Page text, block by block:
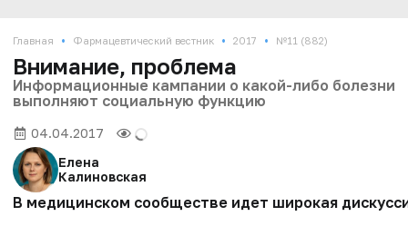
Главная • Фармацевтический вестник • 2017 • №11 (882)
Внимание, проблема
Информационные кампании о какой-либо болезни
выполняют социальную функцию
04.04.2017
Елена
Калиновская
В медицинском сообществе идет широкая